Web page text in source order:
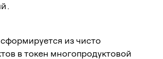
из чисто
в токен многопродуктовой